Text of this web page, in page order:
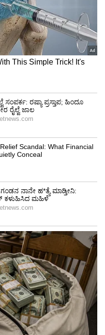
ಐಸಿಸಿ ಟೂರ್ನಿಯಲ್ಲಿ
ಅವಕಾಶ ಬಂದೊದಗಿದ್ದು,
ಎನ್ನುವುದನ್ನು ಕಾದು
ಡ್ರಾನಲ್ಲಿ
ತಂಡವನ್ನು